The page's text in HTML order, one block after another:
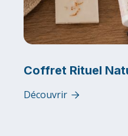
Coffret Rituel
Découvrir 